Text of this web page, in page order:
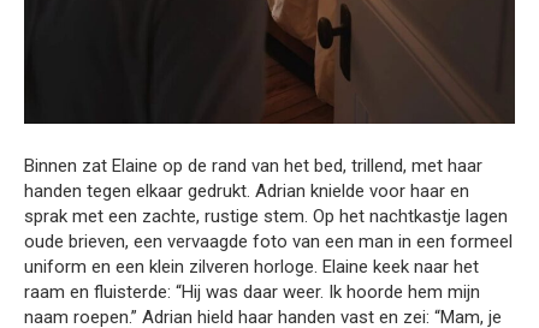
Binnen zat Elaine op de rand van het bed, trillend, met haar
handen tegen elkaar gedrukt. Adrian knielde voor haar en
sprak met een zachte, rustige stem. Op het nachtkastje lagen
oude brieven, een vervaagde foto van een man in een formeel
uniform en een klein zilveren horloge. Elaine keek naar het
raam en fluisterde: “Hij was daar weer. Ik hoorde hem mijn
naam roepen.” Adrian hield haar handen vast en zei: “Mam, je